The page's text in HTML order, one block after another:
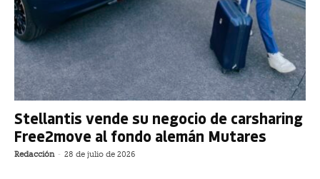
Stellantis vende su negocio de carsharing
Free2move al fondo alemán Mutares
Redacción - 28 de julio de 2026